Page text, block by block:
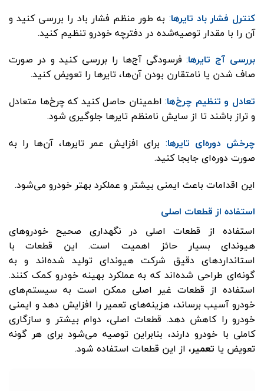
کنترل فشار باد تایرها: به طور منظم فشار باد را بررسی کنید و
آن را با مقدار توصیه‌شده در دفترچه خودرو تنظیم کنید.
بررسی آج تایرها:فرسودگی آج‌ها را بررسی کنید و در صورت
صاف شدن یا نامتقارن بودن آن‌ها، تایرها را تعویض کنید.
تعادل و تنظیم چرخ‌ها:اطمینان حاصل کنید که چرخ‌ها متعادل
و تراز باشند تا از سایش نامنظم تایرها جلوگیری شود.
چرخش دوره‌ای تایرها: برای افزایش عمر تایرها، آن‌ها را به
صورت دوره‌ای جابجا کنید.
این اقدامات باعث ایمنی بیشتر و عملکرد بهتر خودرو می‌شود.
استفاده از قطعات اصلی
استفاده از قطعات اصلی در نگهداری صحیح خودروهای
هیوندای بسیار حائز اهمیت است. این قطعات با
استانداردهای دقیق شرکت هیوندای تولید شده‌اند و به
گونه‌ای طراحی شده‌اند که به عملکرد بهینه خودرو کمک کنند.
استفاده از قطعات غیر اصلی ممکن است به سیستم‌های
خودرو آسیب برساند، هزینه‌های تعمیر را افزایش دهد و ایمنی
خودرو را کاهش دهد. قطعات اصلی، دوام بیشتر و سازگاری
کاملی با خودرو دارند، بنابراین توصیه می‌شود برای هر گونه
تعویض یا تعمیر، از این قطعات استفاده شود.